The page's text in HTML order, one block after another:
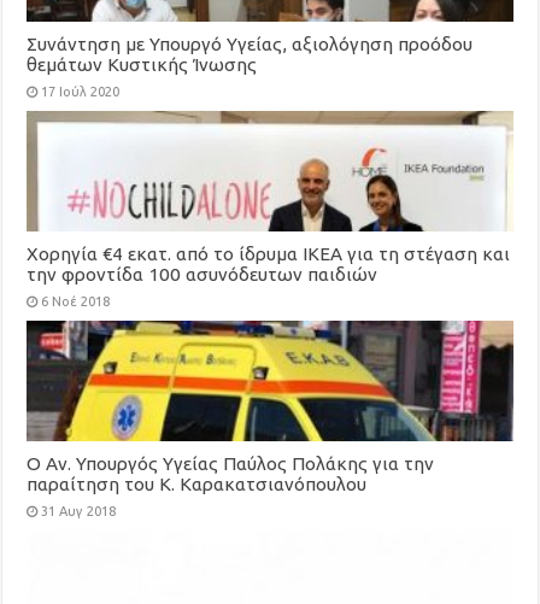
Συνάντηση με Υπουργό Υγείας, αξιολόγηση προόδου
θεμάτων Κυστικής Ίνωσης
17 Ιούλ 2020
Χορηγία €4 εκατ. από το ίδρυμα ΙΚΕΑ για τη στέγαση και
την φροντίδα 100 ασυνόδευτων παιδιών
6 Νοέ 2018
Ο Αν. Υπουργός Υγείας Παύλος Πολάκης για την
παραίτηση του Κ. Καρακατσιανόπουλου
31 Αυγ 2018